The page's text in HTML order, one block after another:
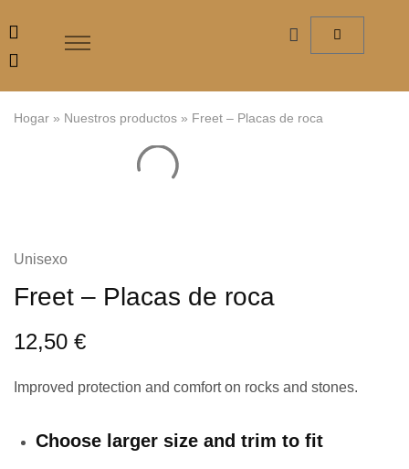
Hogar » Nuestros productos » Freet – Placas de roca
Unisexo
Freet – Placas de roca
12,50 €
Improved protection and comfort on rocks and stones.
Choose larger size and trim to fit